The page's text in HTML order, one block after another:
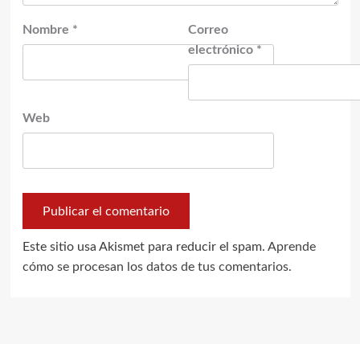
Nombre *
Correo
electrónico *
Web
Este sitio usa Akismet para reducir el spam. Aprende
cómo se procesan los datos de tus comentarios.